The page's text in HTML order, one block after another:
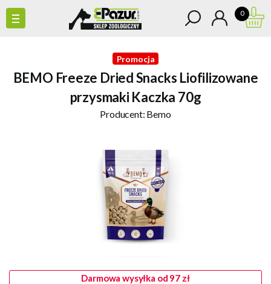
0
Promocja
BEMO Freeze Dried Snacks Liofilizowane
przysmaki Kaczka 70g
Producent: Bemo
Darmowa wysyłka od 97 zł